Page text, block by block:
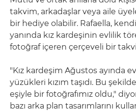
takvim, arkadaşlar veya aile
bir hediye olabilir. Rafaella,
yanında kız kardeşinin evlilik
fotoğraf içeren çerçeveli bir
"Kız kardeşim Ağustos ayında
yüzükleri kızım taşıdı. Bu
eşiyle bir fotoğrafımız oldu,"
bazı arka plan tasarımlarını